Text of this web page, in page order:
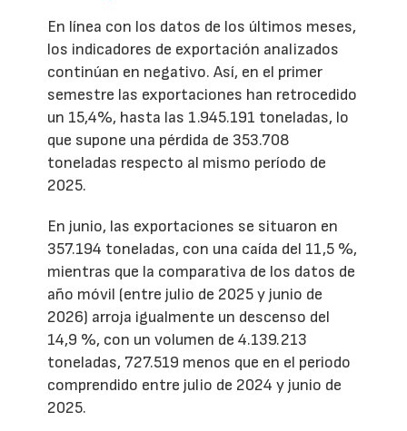
En línea con los datos de los últimos meses,
los indicadores de exportación analizados
continúan en negativo. Así, en el primer
semestre las exportaciones han retrocedido
un 15,4%, hasta las 1.945.191 toneladas, lo
que supone una pérdida de 353.708
toneladas respecto al mismo período de
2025.
En junio, las exportaciones se situaron en
357.194 toneladas, con una caída del 11,5 %,
mientras que la comparativa de los datos de
año móvil (entre julio de 2025 y junio de
2026) arroja igualmente un descenso del
14,9 %, con un volumen de 4.139.213
toneladas, 727.519 menos que en el periodo
comprendido entre julio de 2024 y junio de
2025.